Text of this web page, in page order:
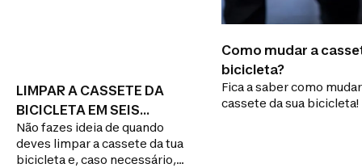
LIMPAR A CASSETE DA
BICICLETA EM SEIS
PASSOS
Não fazes ideia de quando
deves limpar a cassete da tua
bicicleta e, caso necessário,
Como mudar a
bicicleta?
Fica a saber como
cassete da sua bicicleta!